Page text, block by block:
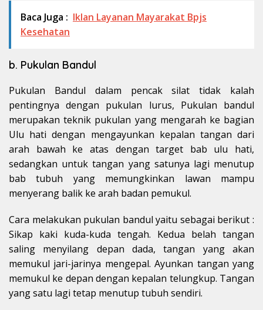
Baca Juga : Iklan Layanan Mayarakat Bpjs
Kesehatan
b. Pukulan Bandul
Pukulan Bandul dalam pencak silat tidak kalah
pentingnya dengan pukulan lurus, Pukulan bandul
merupakan teknik pukulan yang mengarah ke bagian
Ulu hati dengan mengayunkan kepalan tangan dari
arah bawah ke atas dengan target bab ulu hati,
sedangkan untuk tangan yang satunya lagi menutup
bab tubuh yang memungkinkan lawan mampu
menyerang balik ke arah badan pemukul.
Cara melakukan pukulan bandul yaitu sebagai berikut :
Sikap kaki kuda-kuda tengah. Kedua belah tangan
saling menyilang depan dada, tangan yang akan
memukul jari-jarinya mengepal. Ayunkan tangan yang
memukul ke depan dengan kepalan telungkup. Tangan
yang satu lagi tetap menutup tubuh sendiri.